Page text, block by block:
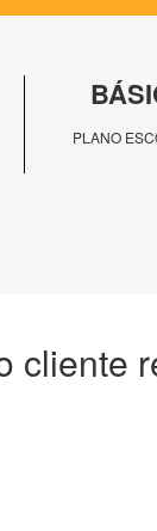
PLANO
cliente